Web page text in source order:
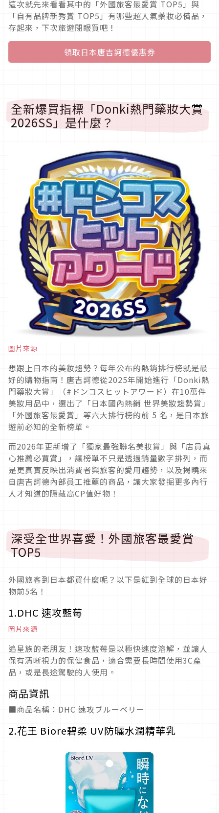
這次就先來看看其中的「外國旅客最愛賞 TOP5」與
「自有品牌新秀賞 TOP5」有哪些超人氣藥妝必備品，
存起來，下次旅遊閉眼買吧！
領取日本唐吉訶德優惠券
全新爆買指標「Donki熱門藥妝大賞
2026SS」是什麼？
圖片來源
想跟上日本的美妝趨勢？每年公布的熱銷排行榜就是最
好的購物指南！唐吉訶德從2025年開始進行「Donki熱
門藥妝大賞」（#ドンコスヒットアワード）在10萬件
美妝用品中，選出了「日本國內熱銷 世界美妝趨勢賞」
「外國旅客最愛賞」等六大排行榜的前 5 名，是日本旅
遊前必知的全新榜單。
而2026年更新增了「獨家最強聯名美妝賞」與「店員真
心推薦必買賞」，讓榜單不只是透過銷量數字排列，而
是更真實反映出消費者與旅客的愛用趨勢，以及揭曉來
自唐吉訶德內部員工推薦的商品，讓大家發掘更多內行
人才知道的隱藏高CP值好物！
深受全世界喜愛！外國旅客最愛賞
TOP5
外國旅客到日本都買什麼呢？以下是紅到全球的日本好
物前5名！
1.DHC 速攻藍莓
圖片來源
追星族的老朋友！速攻藍莓是以極快速度溶解，並讓人
保有清晰視力的保健食品，適合需要長時間使用3C產
品，或是長途駕駛的人使用。
商品資訊
■商品名稱：DHC 速攻ブルーベリー
2.花王 Biore碧柔 UV防曬水潤精華乳